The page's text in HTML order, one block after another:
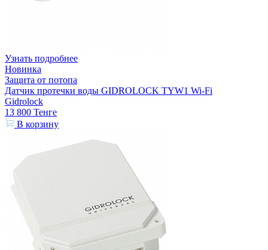
Узнать подробнее
Новинка
Защита от потопа
Датчик протечки воды GIDROLOCK TYW1 Wi-Fi
Gidrolock
13 800 Тенге
В корзину